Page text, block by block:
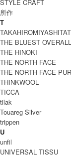
す。
上記につきまし
の際は、予めご
ネコポス / メー
STYLE CRAFT
所作
T
THE BLUEST
THE HINOKI
THE NORTH FACE
THE NORTH FACE
THINKWOOL
TICCA
tilak
Touareg Silver
trippen
U
unfil
UNIVERSAL TISSU